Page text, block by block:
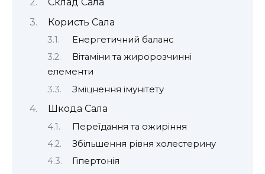
Користь Сала
Енергетичний баланс
Вітаміни та жиророзчинні
елементи
Зміцнення імунітету
Шкода Сала
Переїдання та ожиріння
Збільшення рівня холестерину
Гіпертонія